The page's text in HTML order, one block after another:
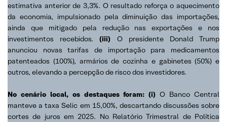
estimativa anterior de 3,3%. O resultado reforça o aquecimento
da economia, impulsionado pela diminuição das importações,
ainda que mitigado pela redução nas exportações e nos
investimentos recebidos.(iii) O presidente Donald Trump
anunciou novas tarifas de importação para medicamentos
patenteados (100%), armários de cozinha e gabinetes (50%) e
outros, elevando a percepção de risco dos investidores.
No cenário local, os destaques foram: (i)O Banco Central
manteve a taxa Selic em 15,00%, descartando discussões sobre
cortes de juros em 2025. No Relatório Trimestral de Política